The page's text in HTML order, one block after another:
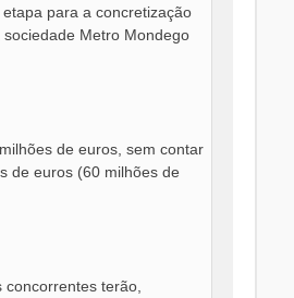
para a concretização
Metro Mondego
de euros, sem contar
de euros (60 milhões de
terão,